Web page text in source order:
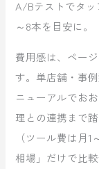
A/Bテストでタ
～8本を目安に。
費用感は、ペー
す。単店舗・事
ニューアルでお
理との連携まで
（ツール費は月
相場」だけで比